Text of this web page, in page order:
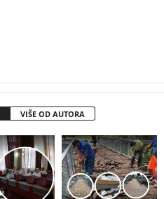
VIŠE OD AUTORA